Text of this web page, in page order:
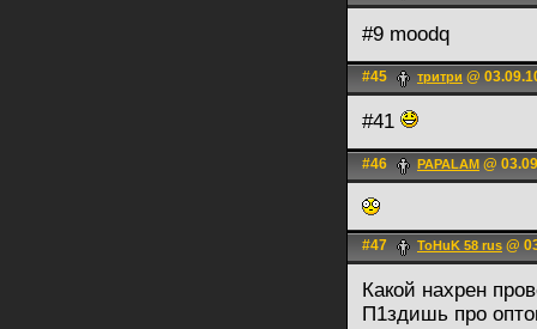
#9 moodq
#45 тритри @
#41
#46 PAPALAM @
#47 ToHuK 58 rus @
Какой нахрен
П1здишь про